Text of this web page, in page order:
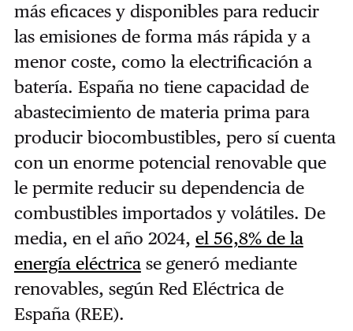
más eficaces y disponibles para reducir
las emisiones de forma más rápida y a
menor coste, como la electrificación a
batería. España no tiene capacidad de
abastecimiento de materia prima para
producir biocombustibles, pero sí cuenta
con un enorme potencial renovable que
le permite reducir su dependencia de
combustibles importados y volátiles. De
media, en el año 2024, el 56,8% de la
energía eléctricase generó mediante
renovables, según Red Eléctrica de
España (REE).